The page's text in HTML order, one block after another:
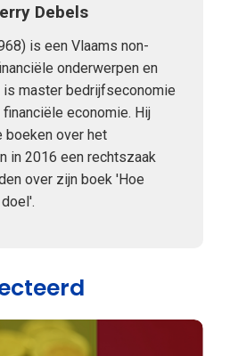
Debels
is een Vlaams non-
onderwerpen en
is master bedrijfseconomie
economie. Hij
boeken over het
in 2016 een rechtszaak
over zijn boek 'Hoe